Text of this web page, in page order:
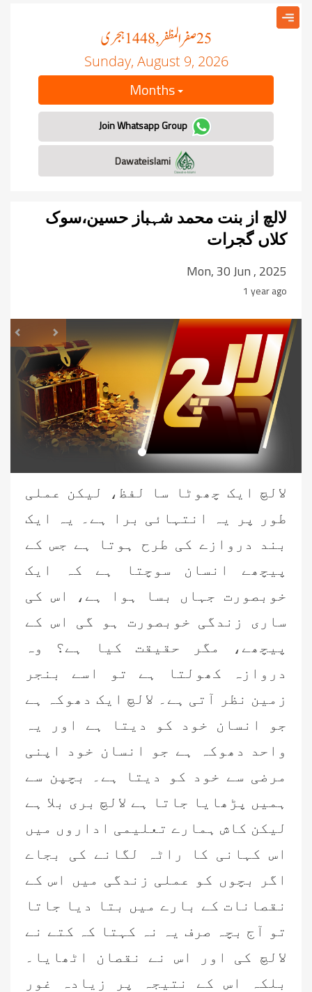
25صفر المظفر, 1448 ہجری
Sunday, August 9, 2026
Months
Join Whatsapp Group
لالچ از بنت محمد شہباز حسین،سوک
کلاں گجرات
Mon, 30 Jun , 2025
1 year ago
لالچ ایک چھوٹا سا لفظ، لیکن عملی
طور پر یہ انتہائی برا ہے۔ یہ ایک
بند دروازے کی طرح ہوتا ہے جس کے
پیچھے انسان سوچتا ہے کہ ایک
خوبصورت جہاں بسا ہوا ہے، اس کی
ساری زندگی خوبصورت ہو گی اس کے
پیچھے، مگر حقیقت کیا ہے؟ وہ
دروازہ کھولتا ہے تو اسے بنجر
زمین نظر آتی ہے۔ لالچ ایک دھوکہ ہے
جو انسان خود کو دیتا ہے اور یہ
واحد دھوکہ ہے جو انسان خود اپنی
مرضی سے خود کو دیتا ہے۔ بچپن سے
ہمیں پڑھایا جاتا ہے لالچ بری بلا ہے
لیکن کاش ہمارے تعلیمی اداروں میں
اس کہانی کا راٹہ لگانے کی بجاے
اگر بچوں کو عملی زندگی میں اس کے
نقصانات کے بارے میں بتا دیا جاتا
تو آج بچہ صرف یہ نہ کہتا کہ کتے نے
لالچ کی اور اس نے نقصان اٹھایا۔
بلکہ اس کے نتیجہ پر زیادہ غور